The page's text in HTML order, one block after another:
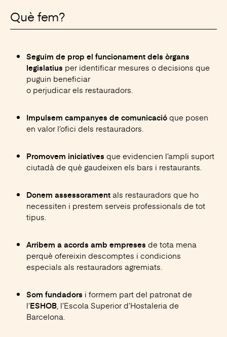
Què fem?
Seguim de prop el funcionament dels òrgans
legislatius per identificar mesures o decisions que
puguin beneficiar
o perjudicar els restauradors.
Impulsem campanyes de comunicació que posen
en valor l’ofici dels restauradors.
Promovem iniciatives que evidencien l’ampli suport
ciutadà de què gaudeixen els bars i restaurants.
Donem assessorament als restauradors que ho
necessiten i prestem serveis professionals de tot
tipus.
Arribem a acords amb empreses de tota mena
perquè ofereixin descomptes i condicions
especials als restauradors agremiats.
Som fundadors i formem part del patronat de
l’ESHOB , l’Escola Superior d’Hostaleria de
Barcelona.